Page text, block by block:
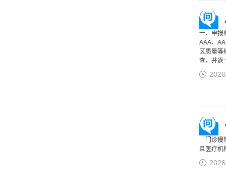
一、申报
AAA、
区质量
查，并逐
门诊慢
且医疗机